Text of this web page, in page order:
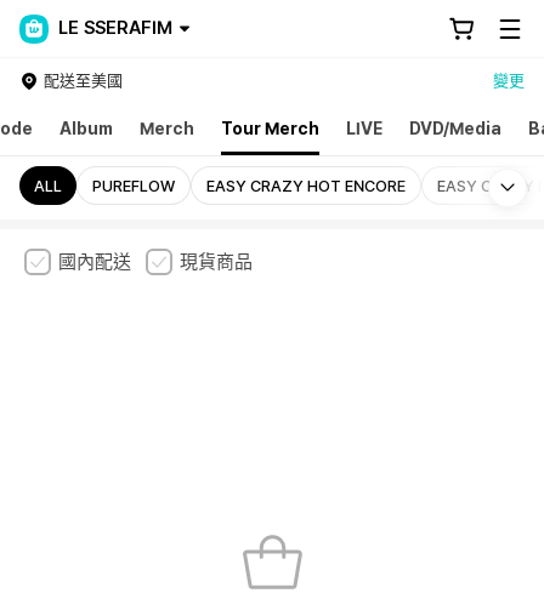
LE SSERAFIM
配送至美國 變更
Album Merch Tour Merch LIVE DVD/Media
ALL PUREFLOW EASY CRAZY HOT ENCORE EASY CRAZY
國內配送 現貨商品